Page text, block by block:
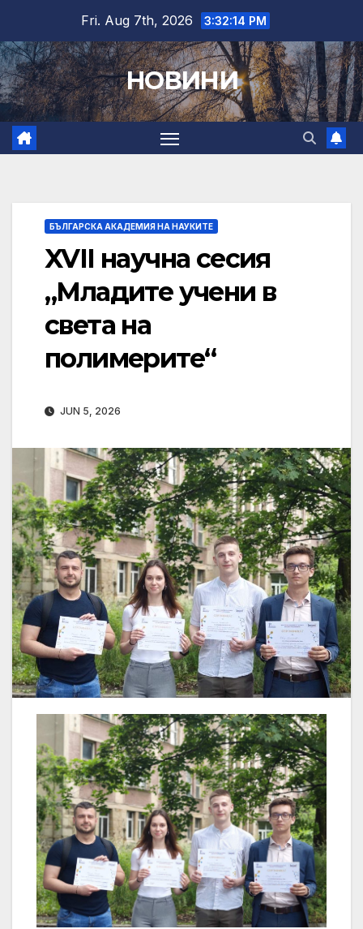
content
Fri. Aug 7th, 2026 3:32:15 PM
НОВИНИ
БЪЛГАРСКА АКАДЕМИЯ НА НАУКИТЕ
XVII научна сесия
„Младите учени в
света на
полимерите“
JUN 5, 2026